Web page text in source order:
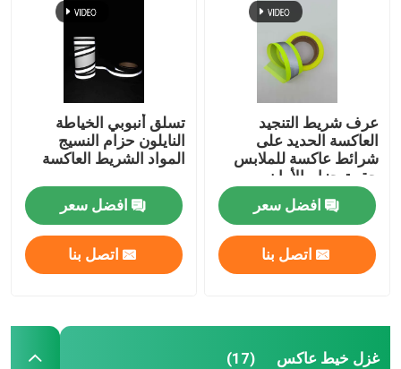
عرف شريط التنجيد
العاكسة الحديد على
شرائط عاكسة للملابس
حقيبة حزام الأمان
افضل سعر
اتصل بنا
تسلق أنبوبي الخياطة
النايلون حزام النسيج
المواد الشريط العاكسة
افضل سعر
اتصل بنا
غزل خيط عاكس (17)